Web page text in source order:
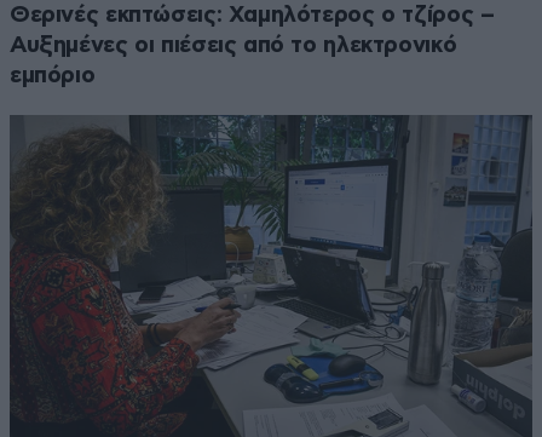
Θερινές εκπτώσεις: Χαμηλότερος ο τζίρος –
Αυξημένες οι πιέσεις από το ηλεκτρονικό
εμπόριο